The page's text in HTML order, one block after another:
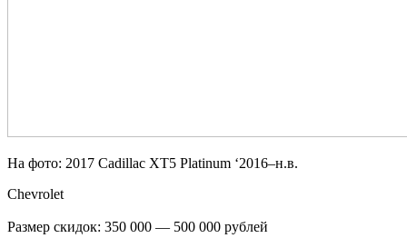
На фото: 2017 Cadillac XT5 Platinum ‘2016–н.в.
Chevrolet
Размер скидок: 350 000 — 500 000 рублей